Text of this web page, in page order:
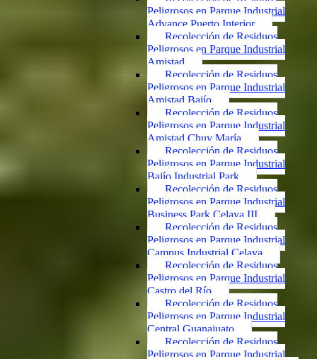
Peligrosos en Parque Industrial
Advance Puerto Interior
Recolección de Residuos
Peligrosos en Parque Industrial
Amistad
Recolección de Residuos
Peligrosos en Parque Industrial
Amistad Bajío
Recolección de Residuos
Peligrosos en Parque Industrial
Amistad Chuy María
Recolección de Residuos
Peligrosos en Parque Industrial
Bajío Industrial Park
Recolección de Residuos
Peligrosos en Parque Industrial
Business Park Celaya III
Recolección de Residuos
Peligrosos en Parque Industrial
Campus Industrial Celaya
Recolección de Residuos
Peligrosos en Parque Industrial
Castro del Río
Recolección de Residuos
Peligrosos en Parque Industrial
Central Guanajuato
Recolección de Residuos
Peligrosos en Parque Industrial